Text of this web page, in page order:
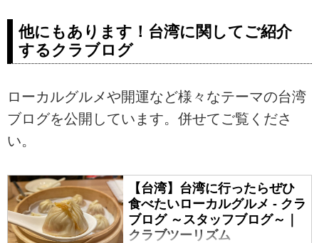
イーツなど魅力たっぷり。初めて
でも安心の添乗員同行、ハイキン
単。
他にもあります！台湾に関してご紹介
するクラブログ
ローカルグルメや開運など様々なテーマの台湾
ブログを公開しています。併せてご覧くださ
い。
【台湾】台湾に行ったらぜひ
食べたいローカルグルメ - クラ
ブログ ～スタッフブログ～｜
クラブツーリズム